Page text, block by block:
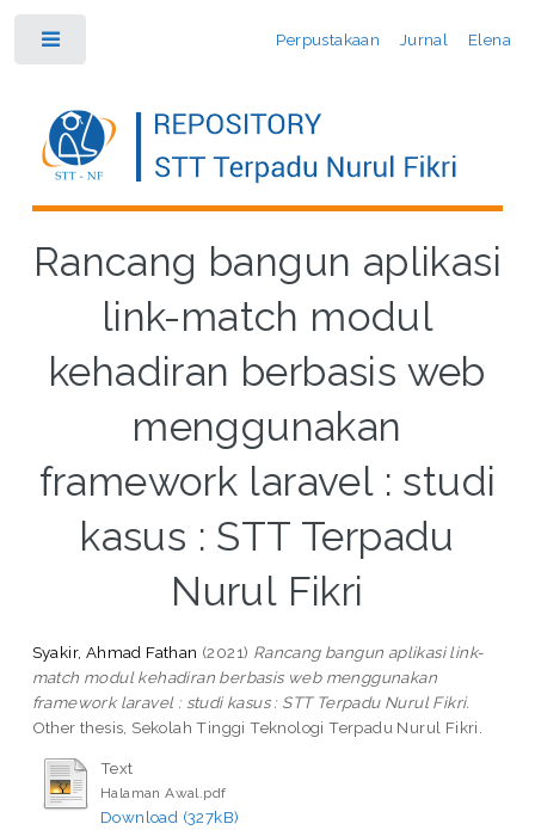
Perpustakaan Jurnal Elena
Rancang bangun aplikasi
link-match modul
kehadiran berbasis web
menggunakan
framework laravel : studi
kasus : STT Terpadu
Nurul Fikri
Syakir, Ahmad Fathan (2021) Rancang bangun aplikasi link-
match modul kehadiran berbasis web menggunakan
framework laravel : studi kasus : STT Terpadu Nurul Fikri.
Other thesis, Sekolah Tinggi Teknologi Terpadu Nurul Fikri.
Text
Halaman Awal.pdf
Download (327kB)